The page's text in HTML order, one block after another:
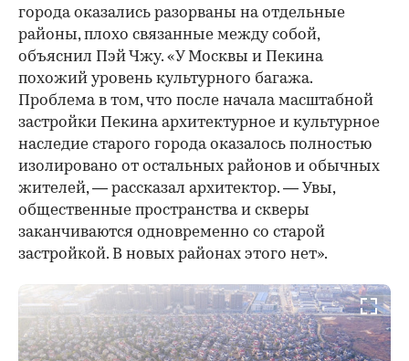
города оказались разорваны на отдельные
районы, плохо связанные между собой,
объяснил Пэй Чжу. «У Москвы и Пекина
похожий уровень культурного багажа.
Проблема в том, что после начала масштабной
застройки Пекина архитектурное и культурное
наследие старого города оказалось полностью
изолировано от остальных районов и обычных
жителей, — рассказал архитектор. — Увы,
общественные пространства и скверы
заканчиваются одновременно со старой
застройкой. В новых районах этого нет».